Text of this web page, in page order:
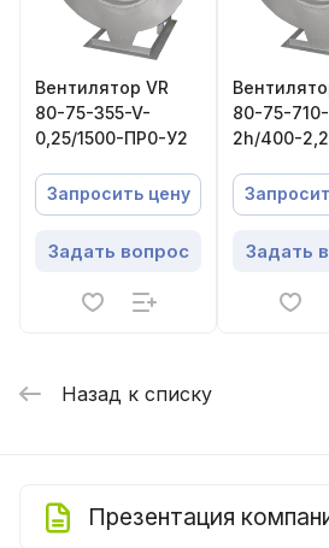
Вентилятор VR
80-75-355-V-
0,25/1500-ПР0-У2
Запросить цену
Задать вопрос
80-75-
2h/400-
Задать
Назад к списку
Презентация